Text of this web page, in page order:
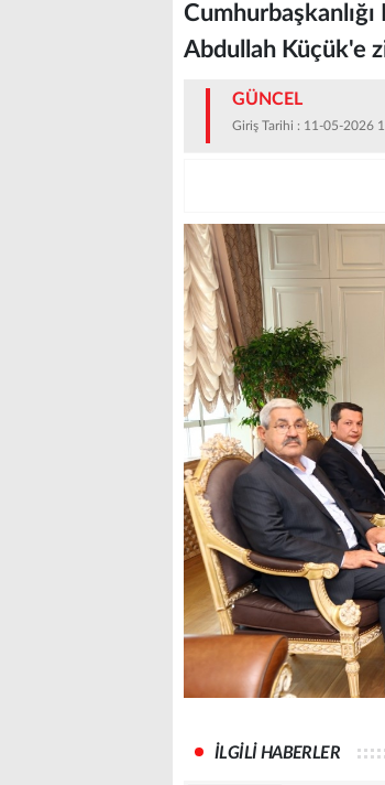
Abdullah Küçük'e
GÜNCEL
Giriş Tarihi : 11-05-2026
İLGİLİ HABERLER